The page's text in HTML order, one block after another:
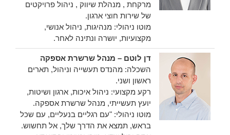
מרקחת , מנהלת שיווק , ניהול פרויקטים
של שירות חוצי ארגון.
מוטו ניהולי: מנהיגות, ניהול אנושי,
מקצועיות, יושרה ונתינה לאחר.
דן לוטם – מנהל שרשרת אספקה
השכלה: מהנדס תעשייה וניהול, תארים
ראשון ושני.
רקע מקצועי: ניהול איכות, ארגון ושיטות,
יועץ תעשייתי, מנהל שרשרת אספקה.
מוטו ניהולי: "עם רגליים בנעליים, עם שכל
בראש, תמצא את הדרך שלך, אל תחשוש.